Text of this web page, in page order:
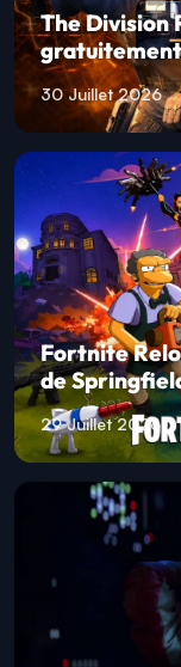
The Division
gratuitement
30 Juillet 2026
Fortnite
de
29 Juillet 2026